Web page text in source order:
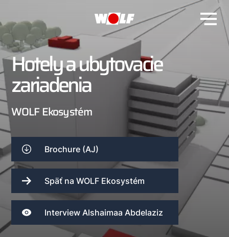
Hotely a ubytovacie
zariadenia
WOLF Ekosystém
Brochure (AJ)
Späť na WOLF Ekosystém
Interview Alshaimaa Abdelaziz